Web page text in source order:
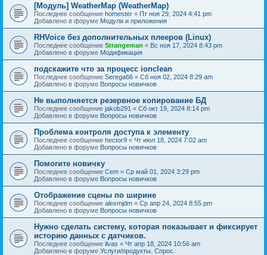
[Модуль] WeatherMap (WeatherMap)
Последнее сообщение homester « Пт ноя 29, 2024 4:41 pm
Добавлено в форуме Модули и приложения
RHVoice без дополнительных плееров (Linux)
Последнее сообщение Strangeman « Вс ноя 17, 2024 8:43 pm
Добавлено в форуме Модификация
подскажите что за процесс ionclean
Последнее сообщение Serega66 « Сб ноя 02, 2024 8:29 am
Добавлено в форуме Вопросы новичков
Не выполняется резервное копирование БД
Последнее сообщение jakob291 « Сб окт 19, 2024 8:14 pm
Добавлено в форуме Вопросы новичков
Проблема контроля доступа к элементу
Последнее сообщение hector9 « Чт июл 18, 2024 7:02 am
Добавлено в форуме Вопросы новичков
Помогите новичку
Последнее сообщение Cem « Ср май 01, 2024 3:29 pm
Добавлено в форуме Вопросы новичков
Отображение сцены по ширине
Последнее сообщение alexmjdm « Ср апр 24, 2024 8:55 pm
Добавлено в форуме Вопросы новичков
Нужно сделать систему, которая показывает и фиксирует
историю данных с датчиков.
Последнее сообщение ilvas « Чт апр 18, 2024 10:56 am
Добавлено в форуме Услуги/продукты. Спрос.